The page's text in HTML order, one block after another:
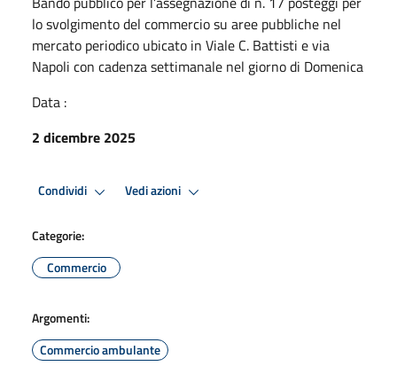
lo svolgimento del commercio su aree pubbliche nel
mercato periodico ubicato in Viale C. Battisti e via
Napoli con cadenza settimanale nel giorno di Domenica
Data :
2 dicembre 2025
Condividi Vedi azioni
Categorie:
Commercio
Argomenti:
Commercio ambulante